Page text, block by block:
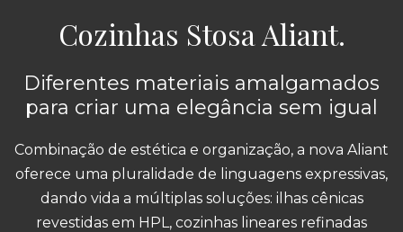
Cozinhas Stosa Aliant.
Diferentes materiais amalgamados
para criar uma elegância sem igual
Combinação de estética e organização, a nova Aliant
oferece uma pluralidade de linguagens expressivas,
dando vida a múltiplas soluções: ilhas cênicas
revestidas em HPL, cozinhas lineares refinadas